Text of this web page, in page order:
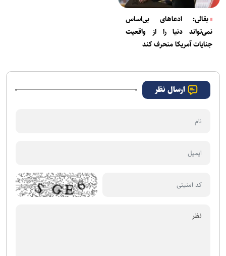
بقائی: ادعا‌های بی‌اساس
نمی‌تواند دنیا را از واقعیت
جنایات آمریکا منحرف کند
ارسال نظر